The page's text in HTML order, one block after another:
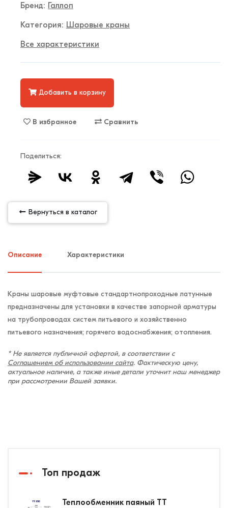
Бренд: Галлоп
Категория: Шаровые краны
Все характеристики
Добавить в корзину
В избранное Сравнить
Поделиться:
Вернуться в каталог
Описание Характеристики
Краны шаровые муфтовые стандартнопроходные латунные
предназначены для установки в качестве запорной арматуры
на трубопроводах систем питьевого и хозяйственно
питьевого назначения; горячего водоснабжения; отопления.
* Не является публичной офертой, в соответствии с
Соглашением об использовании сайта. Фактическую цену,
актуальное наличие, а также иные детали уточнит наш менеджер
при рассмотрении Вашей заявки.
Топ продаж
Теплообменник паяный ТТ